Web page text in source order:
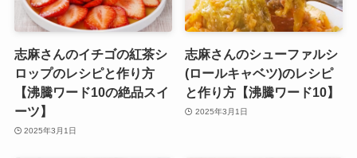
志麻さんのイチゴの紅茶シ
ロップのレシピと作り方
【沸騰ワード10の絶品スイ
ーツ】
2025年3月1日
志麻さんのシューファルシ
(ロールキャベツ)のレシピ
と作り方【沸騰ワード10】
2025年3月1日